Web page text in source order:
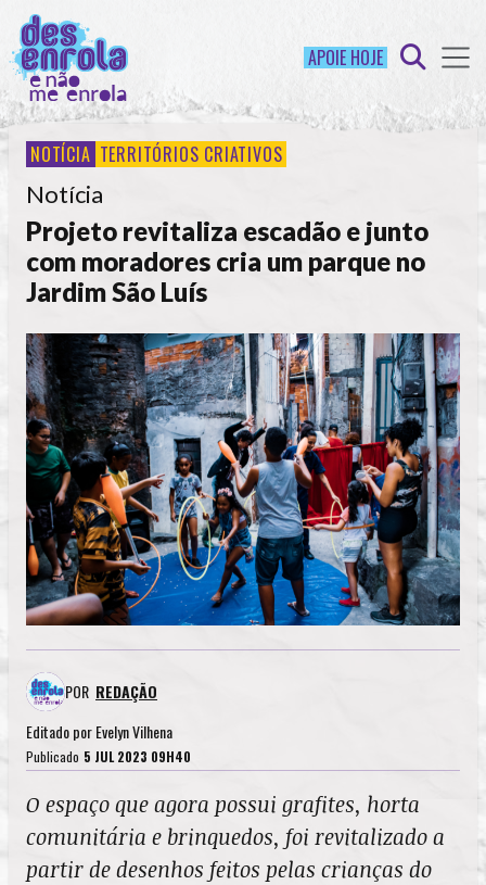
APOIE HOJE
NOTÍCIA TERRITÓRIOS CRIATIVOS
Notícia
Projeto revitaliza escadão e junto
com moradores cria um parque no
Jardim São Luís
POR REDAÇÃO
Editado porEvelyn Vilhena
Publicado 5 JUL 2023 09H40
O espaço que agora possui grafites, horta
comunitária e brinquedos, foi revitalizado a
partir de desenhos feitos pelas crianças do